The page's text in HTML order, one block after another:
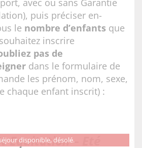
puis préciser en-
le nombre d’enfants que
inscrire
pas de
dans le formulaire de
les prénom, nom, sexe,
chaque enfant inscrit) :
disponible, désolé.
Equitation – Eté